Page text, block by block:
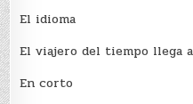
El idioma
El viajero del tiempo llega
En corto